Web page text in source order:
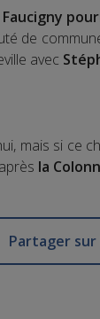
de
avec
mais si ce
la
Partager sur